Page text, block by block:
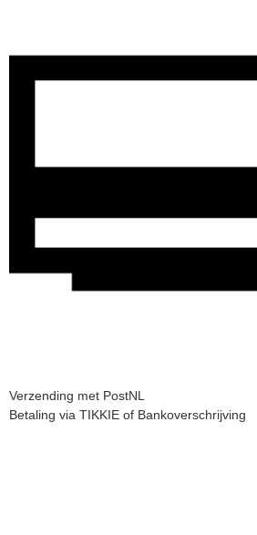
Verzending met PostNL
Betaling via TIKKIE of Bankoverschrijving